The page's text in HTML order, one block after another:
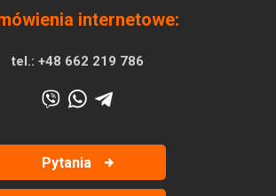
internetowe:
tel.: +48 662 219 786
Pytania